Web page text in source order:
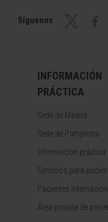
Síguenos
INFORMACIÓN
PRÁCTICA
Sede de Madrid
Sede de Pamplona
Información práctica
Servicios para
Pacientes
Área privada de